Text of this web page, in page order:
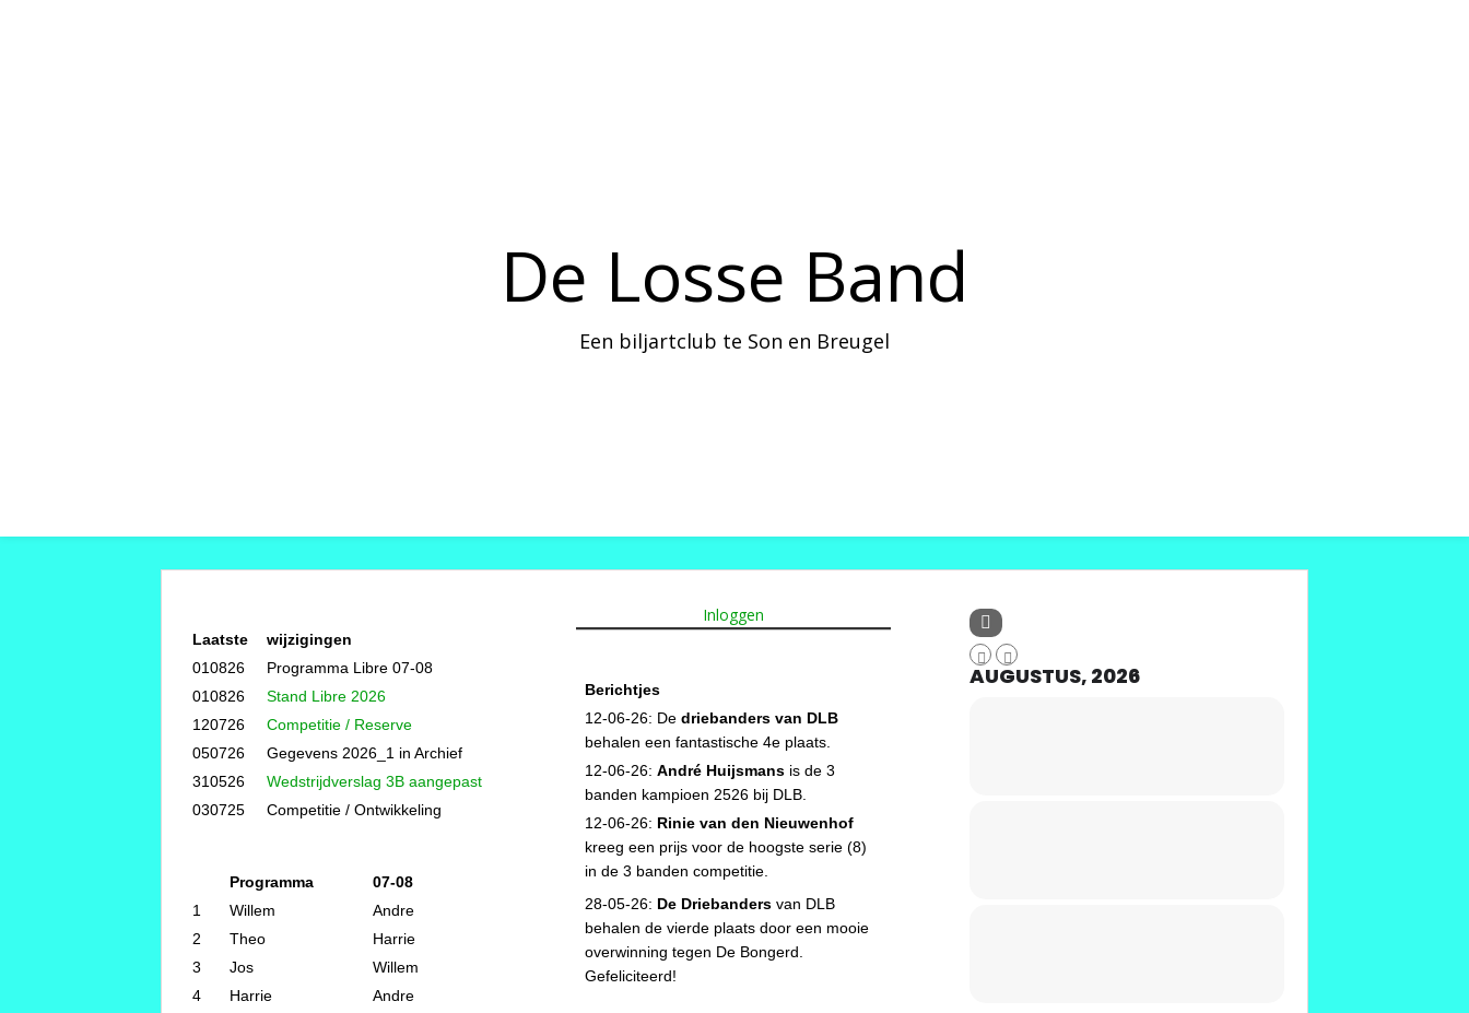
De Losse Band
Een biljartclub te Son en Breugel
Laatste
wijzigingen
010826
Programma Libre 07-08
010826
Stand Libre 2026
120726
Competitie / Reserve
050726
Gegevens 2026_1 in Archief
310526
Wedstrijdverslag 3B aangepast
030725
Competitie / Ontwikkeling
Programma
07-08
1
Willem
Andre
2
Theo
Harrie
3
Jos
Willem
4
Harrie
Andre
Inloggen
Berichtjes
12-06-26: Dedriebanders van DLB
behalen een fantastische 4e plaats.
12-06-26:André Huijsmans is de 3
banden kampioen 2526 bij DLB.
12-06-26: Rinie van den Nieuwenhof
kreeg een prijs voor de hoogste serie (8)
in de 3 banden competitie.
28-05-26: De Driebanders van DLB
behalen de vierde plaats door een mooie
overwinning tegen De Bongerd.
Gefeliciteerd!
AUGUSTUS, 2026